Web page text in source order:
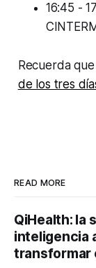
16:45 -
Recuerda
de los tres
READ MORE
QiHealth: la
inteligencia
transformar